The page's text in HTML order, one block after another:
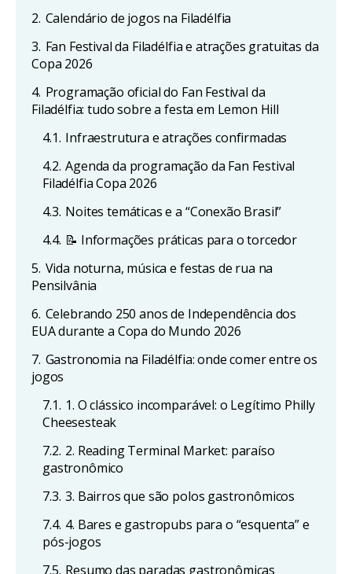
2. Calendário de jogos na Filadélfia
3. Fan Festival da Filadélfia e atrações gratuitas da
Copa 2026
4. Programação oficial do Fan Festival da
Filadélfia: tudo sobre a festa em Lemon Hill
4.1. Infraestrutura e atrações confirmadas
4.2. Agenda da programação da Fan Festival
Filadélfia Copa 2026
4.3. Noites temáticas e a “Conexão Brasil”
4.4. 📝 Informações práticas para o torcedor
5. Vida noturna, música e festas de rua na
Pensilvânia
6. Celebrando 250 anos de Independência dos
EUA durante a Copa do Mundo 2026
7. Gastronomia na Filadélfia: onde comer entre os
jogos
7.1. 1. O clássico incomparável: o Legítimo Philly
Cheesesteak
7.2. 2. Reading Terminal Market: paraíso
gastronômico
7.3. 3. Bairros que são polos gastronômicos
7.4. 4. Bares e gastropubs para o “esquenta” e
pós-jogos
7.5. Resumo das paradas gastronômicas